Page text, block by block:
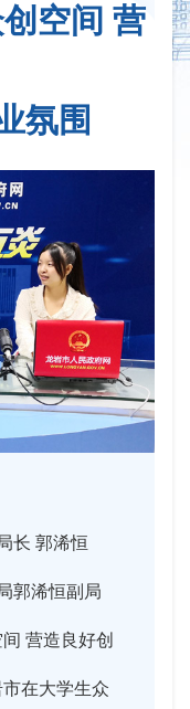
空间 营
氛围
长 郭浠恒
郭浠恒副局
营造良好创
在大学生众